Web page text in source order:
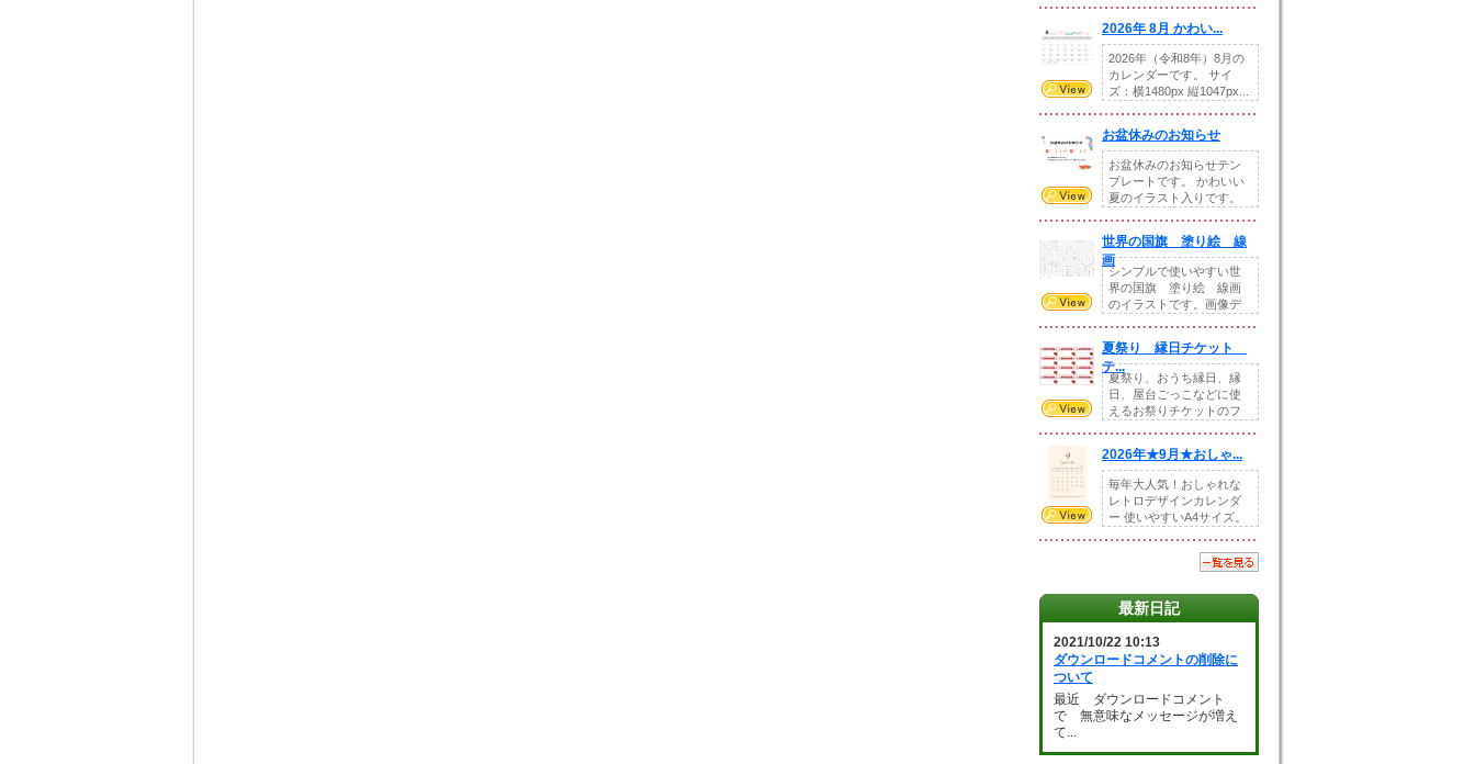
2026年 8月 かわい...
2026年（令和8年）8月の
カレンダーです。 サイ
ズ：横1480px 縦1047px...
お盆休みのお知らせ
お盆休みのお知らせテン
プレートです。 かわいい
夏のイラスト入りです。
世界の国旗 塗り絵 線
画
シンプルで使いやすい世
界の国旗 塗り絵 線画
のイラストです。画像デ
夏祭り 縁日チケット
テ...
夏祭り、おうち縁日、縁
日、屋台ごっこなどに使
えるお祭りチケットのフ
2026年★9月★おしゃ...
毎年大人気！おしゃれな
レトロデザインカレンダ
ー 使いやすいA4サイズ。
最新日記
2021/10/22 10:13
ダウンロードコメントの削除に
ついて
最近 ダウンロードコメント
で 無意味なメッセージが増え
て...